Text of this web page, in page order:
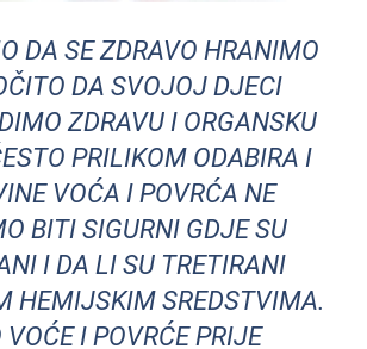
DA SE ZDRAVO HRANIMO
DA SVOJOJ DJECI
ZDRAVU I ORGANSKU
PRILIKOM ODABIRA I
VOĆA I POVRĆA NE
BITI SIGURNI GDJE SU
I DA LI SU TRETIRANI
HEMIJSKIM SREDSTVIMA.
I POVRĆE PRIJE